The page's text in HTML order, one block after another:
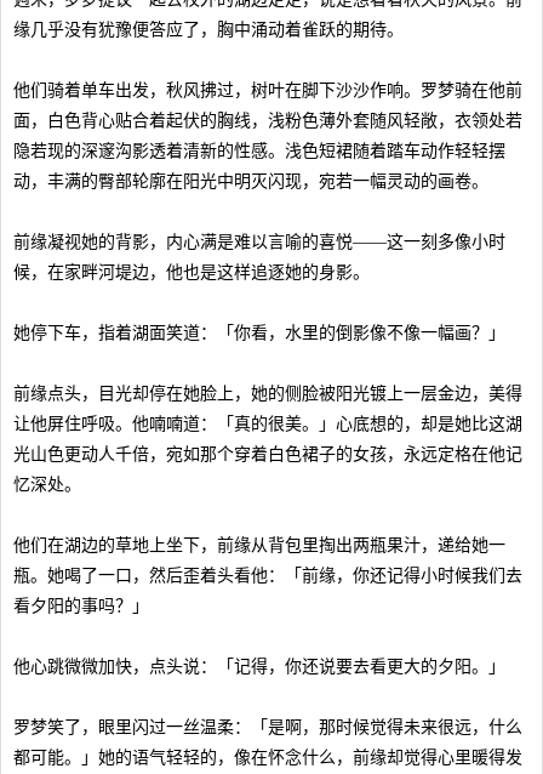
缘几乎没有犹豫便答应了，胸中涌动着雀跃的期待。
他们骑着单车出发，秋风拂过，树叶在脚下沙沙作响。罗梦骑在他前
面，白色背心贴合着起伏的胸线，浅粉色薄外套随风轻敞，衣领处若
隐若现的深邃沟影透着清新的性感。浅色短裙随着踏车动作轻轻摆
动，丰满的臀部轮廓在阳光中明灭闪现，宛若一幅灵动的画卷。
前缘凝视她的背影，内心满是难以言喻的喜悦——这一刻多像小时
候，在家畔河堤边，他也是这样追逐她的身影。
她停下车，指着湖面笑道：「你看，水里的倒影像不像一幅画？」
前缘点头，目光却停在她脸上，她的侧脸被阳光镀上一层金边，美得
让他屏住呼吸。他喃喃道：「真的很美。」心底想的，却是她比这湖
光山色更动人千倍，宛如那个穿着白色裙子的女孩，永远定格在他记
忆深处。
他们在湖边的草地上坐下，前缘从背包里掏出两瓶果汁，递给她一
瓶。她喝了一口，然后歪着头看他：「前缘，你还记得小时候我们去
看夕阳的事吗？」
他心跳微微加快，点头说：「记得，你还说要去看更大的夕阳。」
罗梦笑了，眼里闪过一丝温柔：「是啊，那时候觉得未来很远，什么
都可能。」她的语气轻轻的，像在怀念什么，前缘却觉得心里暖得发